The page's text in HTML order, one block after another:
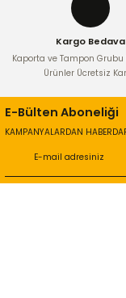
Kargo Bedava
Kaporta ve Tampon
Ürünler Ücretsiz
E-Bülten Aboneliği
KAMPANYALARDAN